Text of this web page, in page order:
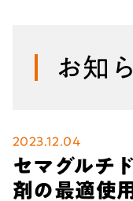
お知
2023.12.04
セマグルチ
剤の最適使